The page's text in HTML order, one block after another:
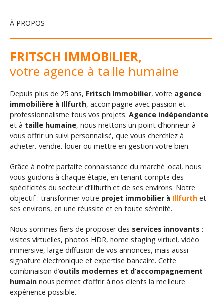
À PROPOS
FRITSCH IMMOBILIER,
votre agence à taille humaine
Depuis plus de 25 ans, Fritsch Immobilier, votre agence
immobilière à Illfurth, accompagne avec passion et
professionnalisme tous vos projets. Agence indépendante
et à taille humaine, nous mettons un point d’honneur à
vous offrir un suivi personnalisé, que vous cherchiez à
acheter, vendre, louer ou mettre en gestion votre bien.
Grâce à notre parfaite connaissance du marché local, nous
vous guidons à chaque étape, en tenant compte des
spécificités du secteur d’Illfurth et de ses environs. Notre
objectif : transformer votre projet immobilier à Illfurth et
ses environs, en une réussite et en toute sérénité.
Nous sommes fiers de proposer des services innovants :
visites virtuelles, photos HDR, home staging virtuel, vidéo
immersive, large diffusion de vos annonces, mais aussi
signature électronique et expertise bancaire. Cette
combinaison d’outils modernes et d’accompagnement
humain nous permet d’offrir à nos clients la meilleure
expérience possible.